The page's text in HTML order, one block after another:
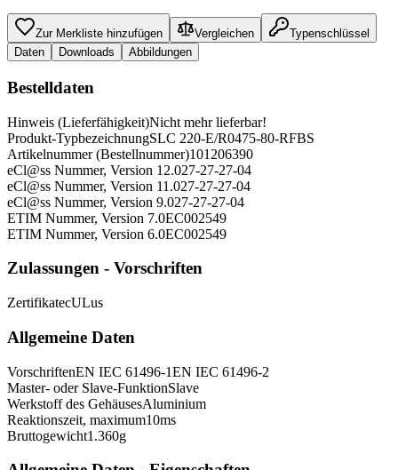
Zur Merkliste hinzufügen Vergleichen
Typenschlüssel
Daten
Downloads Abbildungen
Bestelldaten
Hinweis (Lieferfähigkeit)Nicht mehr lieferbar!
Produkt-TypbezeichnungSLC 220-E/R0475-80-RFBS
Artikelnummer (Bestellnummer)101206390
eCl@ss Nummer, Version 12.027-27-27-04
eCl@ss Nummer, Version 11.027-27-27-04
eCl@ss Nummer, Version 9.027-27-27-04
ETIM Nummer, Version 7.0EC002549
ETIM Nummer, Version 6.0EC002549
Zulassungen - Vorschriften
ZertifikatecULus
Allgemeine Daten
VorschriftenEN IEC 61496-1EN IEC 61496-2
Master- oder Slave-FunktionSlave
Werkstoff des GehäusesAluminium
Reaktionszeit, maximum10ms
Bruttogewicht1.360g